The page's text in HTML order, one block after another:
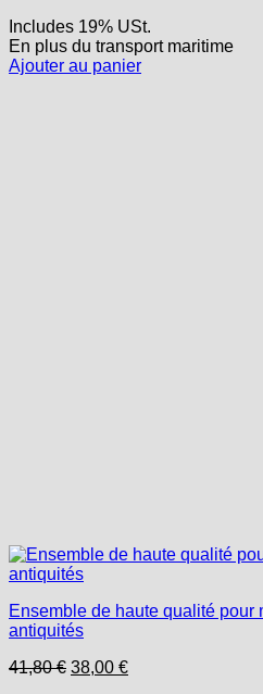
initial
était :
49,80 €.
actuel
est :
45,00 €.
Includes 19% USt.
En plus du transportmaritime
Ajouter au panier
Ensemble de haute qualité pour
antiquités
41,80€ Le
38,00 €Le